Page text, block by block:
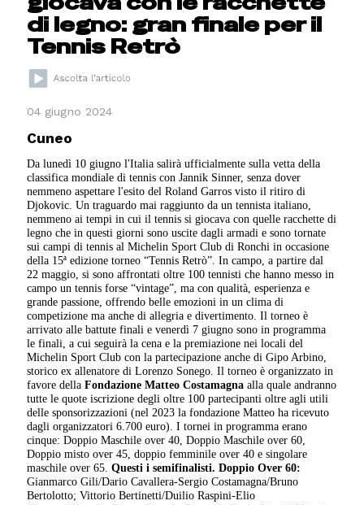
di legno: gran finale per il
Tennis Retrò
04 giugno 2024
Cuneo
Da lunedì 10 giugno l'Italia salirà ufficialmente sulla vetta della
classifica mondiale di tennis con Jannik Sinner, senza dover
nemmeno aspettare l'esito del Roland Garros visto il ritiro di
Djokovic. Un traguardo mai raggiunto da un tennista italiano,
nemmeno ai tempi in cui il tennis si giocava con quelle racchette di
legno che in questi giorni sono uscite dagli armadi e sono tornate
sui campi di tennis al Michelin Sport Club di Ronchi in occasione
della 15ª edizione torneo “Tennis Retrò”. In campo, a partire dal
22 maggio, si sono affrontati oltre 100 tennisti che hanno messo in
campo un tennis forse “vintage”, ma con qualità, esperienza e
grande passione, offrendo belle emozioni in un clima di
competizione ma anche di allegria e divertimento. Il torneo è
arrivato alle battute finali e venerdì 7 giugno sono in programma
le finali, a cui seguirà la cena e la premiazione nei locali del
Michelin Sport Club con la partecipazione anche di Gipo Arbino,
storico ex allenatore di Lorenzo Sonego. Il torneo è organizzato in
favore dellaFondazione Matteo Costamagna alla quale andranno
tutte le quote iscrizione degli oltre 100 partecipanti oltre agli utili
delle sponsorizzazioni (nel 2023 la fondazione Matteo ha ricevuto
dagli organizzatori 6.700 euro). I tornei in programma erano
cinque: Doppio Maschile over 40, Doppio Maschile over 60,
Doppio misto over 45, doppio femminile over 40 e singolare
maschile over 65.Questi i semifinalisti. Doppio Over 60:
Gianmarco Gili/Dario Cavallera-Sergio Costamagna/Bruno
Bertolotto; Vittorio Bertinetti/Duilio Raspini-Elio